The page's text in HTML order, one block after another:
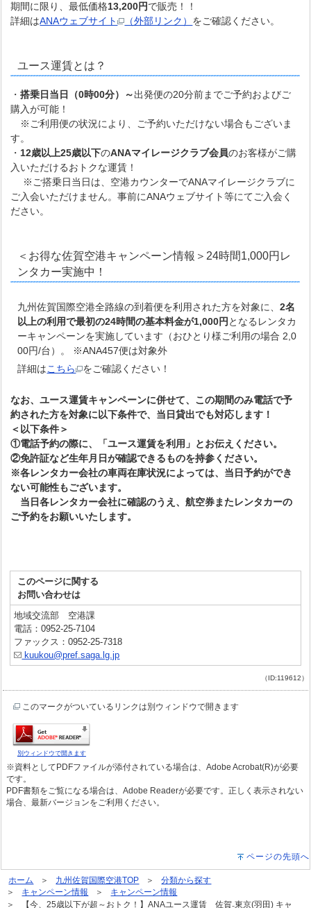
期間に限り、最低価格13,200円で販売！！
詳細はANAウェブサイト （外部リンク） をご確認ください。
ユース運賃とは？
・搭乗日当日（0時00分）～出発便の20分前までご予約およびご
購入が可能！
※ご利用便の状況により、ご予約いただけない場合もございま
す。
・12歳以上25歳以下のANAマイレージクラブ会員のお客様がご購
入いただけるおトクな運賃！
※ご搭乗日当日は、空港カウンターでANAマイレージクラブに
ご入会いただけません。事前にANAウェブサイト等にてご入会く
ださい。
＜お得な佐賀空港キャンペーン情報＞24時間1,000円レ
ンタカー実施中！
九州佐賀国際空港全路線の到着便を利用された方を対象に、2名
以上の利用で最初の24時間の基本料金が1,000円 となるレンタカ
ーキャンペーンを実施しています（おひとり様ご利用の場合 2,0
00円/台）。 ※ANA457便は対象外
詳細はこちら をご確認ください！
なお、ユース運賃キャンペーンに併せて、この期間のみ電話で予
約された方を対象に以下条件で、当日貸出でも対応します！
＜以下条件＞
①電話予約の際に、「ユース運賃を利用」とお伝えください。
②免許証など生年月日が確認できるものを持参ください。
※各レンタカー会社の車両在庫状況によっては、当日予約ができ
ない可能性もございます。
当日各レンタカー会社に確認のうえ、航空券またレンタカーの
ご予約をお願いいたします。
このページに関する
お問い合わせは
地域交流部 空港課
電話：0952-25-7104
ファックス：0952-25-7318
kuukou@pref.saga.lg.jp
（ID:119612）
このマークがついているリンクは別ウィンドウで開きます
別ウィンドウで開きます
※資料としてPDFファイルが添付されている場合は、Adobe Acrobat(R)が必要
です。
PDF書類をご覧になる場合は、Adobe Readerが必要です。正しく表示されない
場合、最新バージョンをご利用ください。
ページの先頭へ
ホーム 九州佐賀国際空港TOP
分類から探す
キャンペーン情報
キャンペーン情報
【今、25歳以下が超～おトク！】ANAユース運賃 佐賀₋東京(羽田) キャ